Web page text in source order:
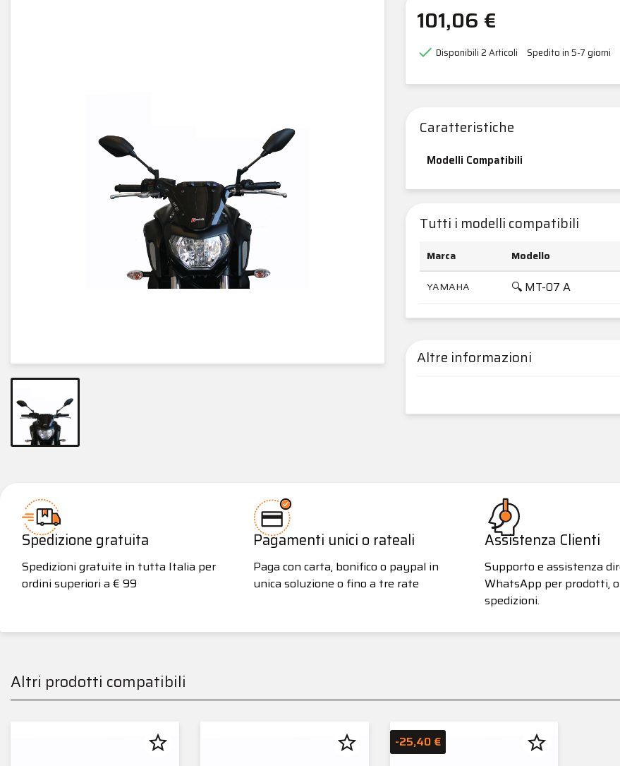
101,06 €
 Disponibili2 Articoli Spedito in 5-7 giorni
Caratteristiche
Modelli Compatibili
Tutti i modelli compatibili
Marca Modello
YAMAHA
🔍 MT-07 A
Altre informazioni
Spedizione gratuita
Spedizioni gratuite in tutta Italia per
ordini superiori a € 99
Pagamenti unici o rateali
Paga con carta, bonifico o paypal in
unica soluzione o fino a tre rate
Assistenza Clienti
Supporto e assistenza
WhatsApp per prodotti,
spedizioni.
Altri prodotti compatibili
star_border star_border -25,40 € star_border